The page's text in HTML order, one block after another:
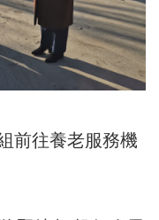
前往養老服務機